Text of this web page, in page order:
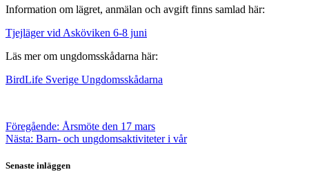
Information om lägret, anmälan och avgift finns samlad här:
Tjejläger vid Asköviken 6-8 juni
Läs mer om ungdomsskådarna här:
BirdLife Sverige Ungdomsskådarna
Inläggsnavigering
Föregående: Föregående
inlägg:
Årsmöte den 17 mars
Nästa: Nästa
Barn- och ungdomsaktiviteter i vår
Senaste inläggen